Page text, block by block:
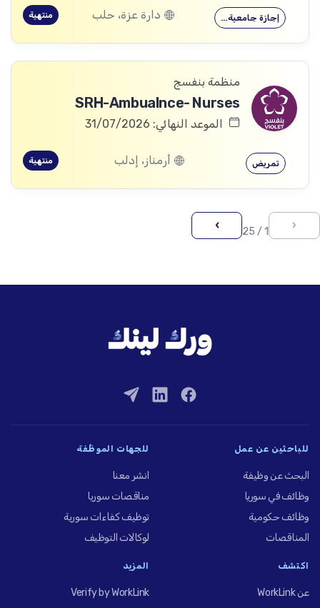
إجازة جامعية… دارة عزة، حلب منتهية
منظمة بنفسج
SRH-Ambualnce- Nurses
الموعد النهائي: 31/07/2026
تمريض أرمناز، إدلب منتهية
‹
1 / 25
›
للباحثين عن عمل
البحث عن وظيفة
وظائف في سوريا
وظائف حكومية
المناقصات
للجهات الموظِّفة
انشر معنا
مناقصات سوريا
توظيف كفاءات سورية
لوكالات التوظيف
اكتشف
عن WorkLink
المزيد
Verify by WorkLink